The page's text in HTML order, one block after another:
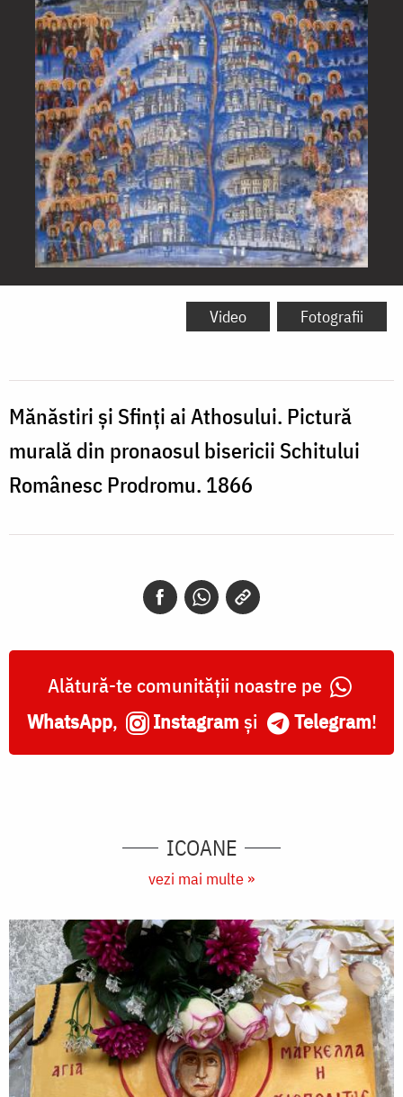
Soborul
Video Fotografii
Mănăstiri și Sfinți ai Athosului. Pictură
murală din pronaosul bisericii Schitului
Românesc Prodromu. 1866
Alătură-te comunității noastre pe
WhatsApp, Instagram și Telegram!
ICOANE
vezi mai multe »